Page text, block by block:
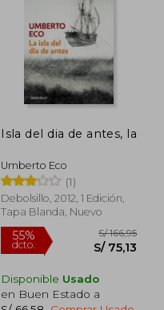
Isla del dia de antes, la
Umberto Eco
(1)
Debolsillo, 2012, 1 Edición,
Tapa Blanda, Nuevo
Disponible Usado
en Buen Estado a